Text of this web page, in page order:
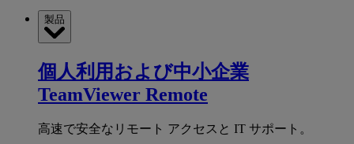
製品
個人利用および中小企業
TeamViewer Remote
高速で安全なリモート アクセスと IT サポート。